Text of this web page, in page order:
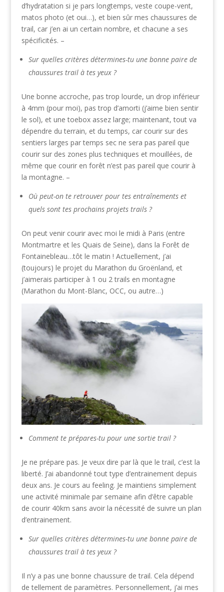
d’hydratation si je pars longtemps, veste coupe-vent,
matos photo (et oui…), et bien sûr mes chaussures de
trail, car j’en ai un certain nombre, et chacune a ses
spécificités. –
Sur quelles critères détermines-tu une bonne paire de
chaussures trail à tes yeux ?
Une bonne accroche, pas trop lourde, un drop inférieur
à 4mm (pour moi), pas trop d’amorti (j’aime bien sentir
le sol), et une toebox assez large; maintenant, tout va
dépendre du terrain, et du temps, car courir sur des
sentiers larges par temps sec ne sera pas pareil que
courir sur des zones plus techniques et mouillées, de
même que courir en forêt n’est pas pareil que courir à
la montagne. –
Où peut-on te retrouver pour tes entraînements et
quels sont tes prochains projets trails ?
On peut venir courir avec moi le midi à Paris (entre
Montmartre et les Quais de Seine), dans la Forêt de
Fontainebleau…tôt le matin ! Actuellement, j’ai
(toujours) le projet du Marathon du Groënland, et
j’aimerais participer à 1 ou 2 trails en montagne
(Marathon du Mont-Blanc, OCC, ou autre…)
Comment te prépares-tu pour une sortie trail ?
Je ne prépare pas. Je veux dire par là que le trail, c’est la
liberté. J’ai abandonné tout type d’entrainement depuis
deux ans. Je cours au feeling. Je maintiens simplement
une activité minimale par semaine afin d’être capable
de courir 40km sans avoir la nécessité de suivre un plan
d’entrainement.
Sur quelles critères détermines-tu une bonne paire de
chaussures trail à tes yeux ?
Il n’y a pas une bonne chaussure de trail. Cela dépend
de tellement de paramètres. Personnellement, j’ai mes